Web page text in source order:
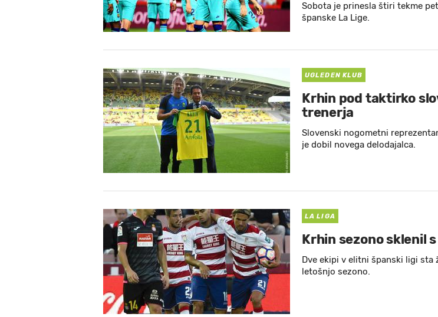
Sobota je prinesla štiri tekme
španske La Lige.
UGLEDEN KLUB
Krhin pod taktirko
trenerja
Slovenski nogometni
je dobil novega delodajalca.
LA LIGA
Krhin sezono sklenil
Dve ekipi v elitni španski ligi sta
letošnjo sezono.